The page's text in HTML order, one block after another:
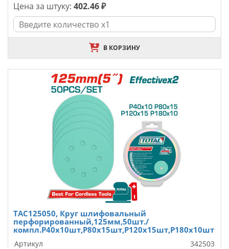
Цена за штуку: 402.46 ₽
В КОРЗИНУ
TAC125050, Круг шлифовальный
перфорированный,125мм,50шт./
компл.P40x10шт,P80x15шт,P120x15шт,P180x10шт
Артикул
342503